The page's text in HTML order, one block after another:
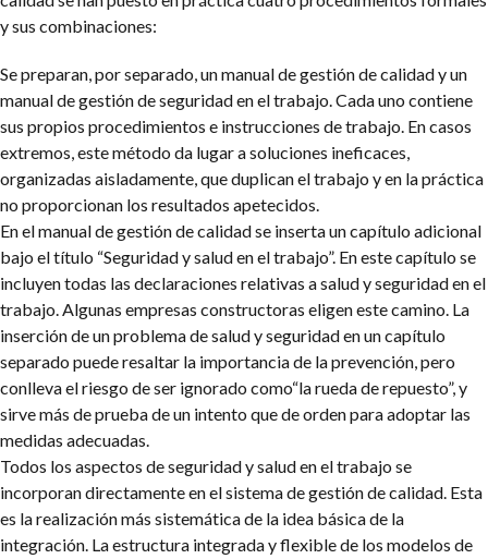
y sus combinaciones:
Se preparan, por separado, un manual de gestión de calidad y un
manual de gestión de seguridad en el trabajo. Cada uno contiene
sus propios procedimientos e instrucciones de trabajo. En casos
extremos, este método da lugar a soluciones ineficaces,
organizadas aisladamente, que duplican el trabajo y en la práctica
no proporcionan los resultados apetecidos.
En el manual de gestión de calidad se inserta un capítulo adicional
bajo el título “Seguridad y salud en el trabajo”. En este capítulo se
incluyen todas las declaraciones relativas a salud y seguridad en el
trabajo. Algunas empresas constructoras eligen este camino. La
inserción de un problema de salud y seguridad en un capítulo
separado puede resaltar la importancia de la prevención, pero
conlleva el riesgo de ser ignorado como“la rueda de repuesto”, y
sirve más de prueba de un intento que de orden para adoptar las
medidas adecuadas.
Todos los aspectos de seguridad y salud en el trabajo se
incorporan directamente en el sistema de gestión de calidad. Esta
es la realización más sistemática de la idea básica de la
integración. La estructura integrada y flexible de los modelos de